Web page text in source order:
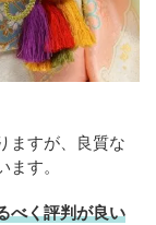
ますが、良質な
す。
べく評判が良い